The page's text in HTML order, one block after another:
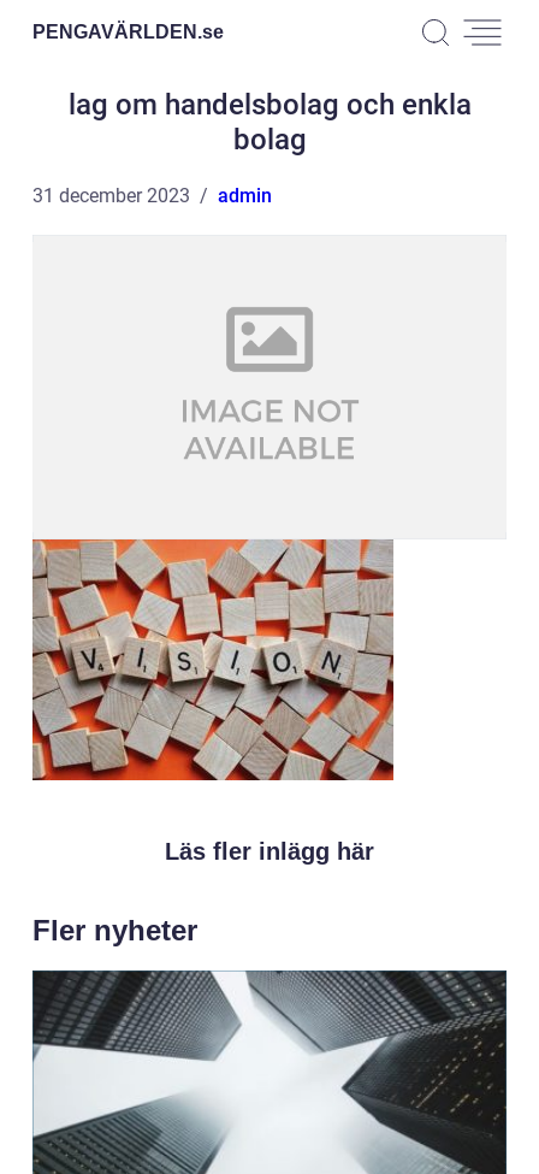
PENGAVÄRLDEN.se
lag om handelsbolag och enkla
bolag
31 december 2023 admin
Läs fler inlägg här
Fler nyheter